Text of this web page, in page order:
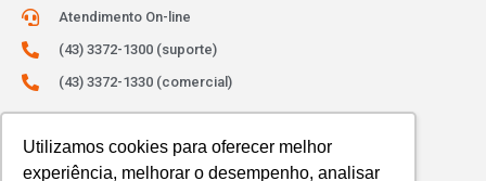
Utilizamos cookies para oferecer melhor
experiência, melhorar o desempenho, analisar
Atendimento On-line
(43) 3372-1300 (suporte)
(43) 3372-1330 (comercial)
ATENDIMENTO:Segunda à sexta.
Das 8h às 12h e das 13h às 18h.